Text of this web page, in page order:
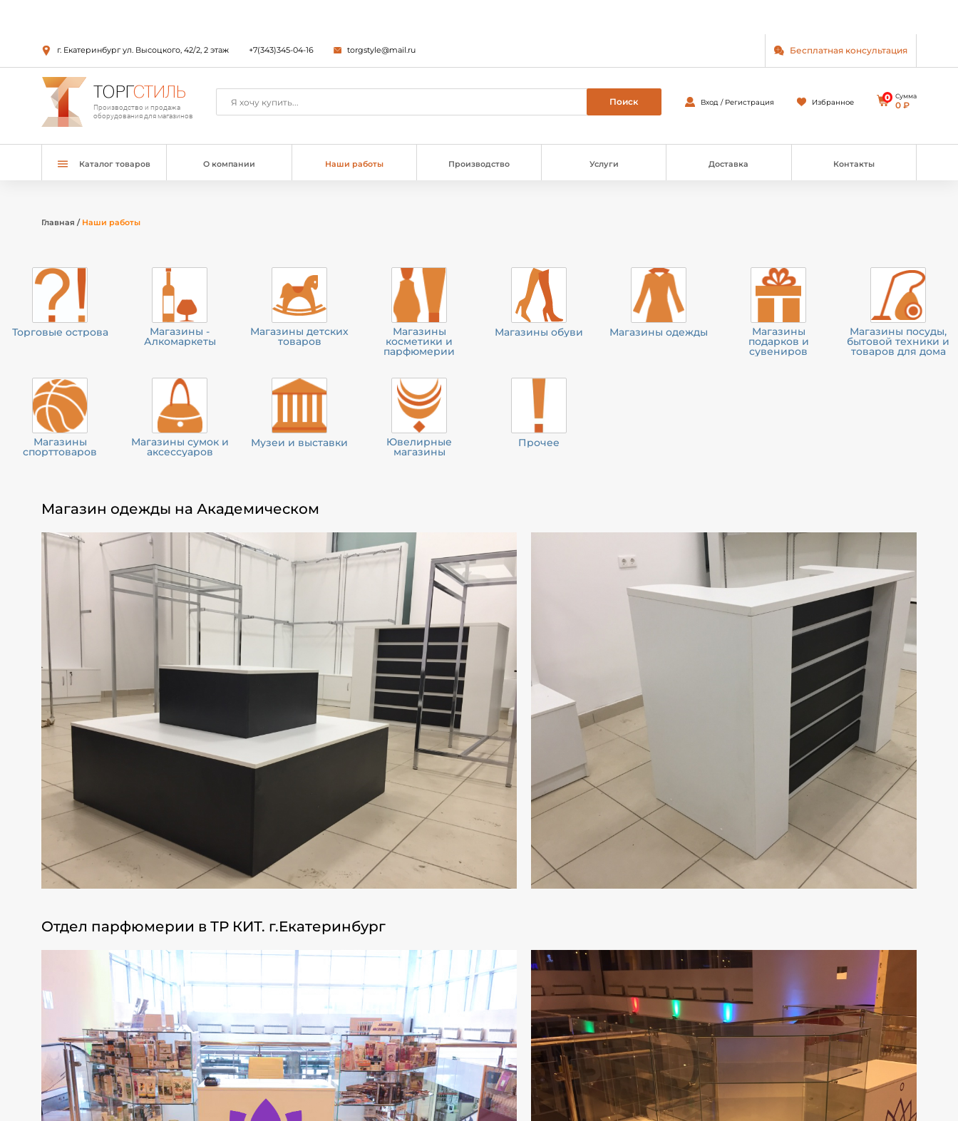
г. Екатеринбург ул. Высоцкого, 42/2, 2 этаж +7(343)345-04-16 torgstyle@mail.ru Бесплатная консультация
ТОРГСТИЛЬ
Производство и продажа
оборудования для магазинов
Вход / Регистрация Избранное 0 Сумма
0 ₽
Каталог товаров О компании Наши работы Производство Услуги Доставка Контакты
Главная / Наши работы
Торговые острова Магазины -
Алкомаркеты
Магазины детских
товаров
Магазины
косметики и
парфюмерии
Магазины обуви Магазины одежды Магазины
подарков и
сувениров
Магазины посуды,
бытовой техники и
товаров для дома
Магазины
спорттоваров
Магазины сумок и
аксессуаров
Музеи и выставки Ювелирные
магазины
Прочее
Магазин одежды на Академическом
Отдел парфюмерии в ТР КИТ. г.Екатеринбург